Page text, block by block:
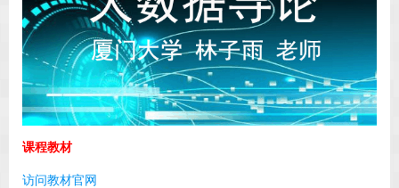
课程教材
访问教材官网